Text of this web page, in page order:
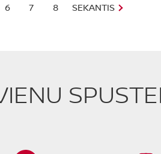
SEKANTIS
6 7 8